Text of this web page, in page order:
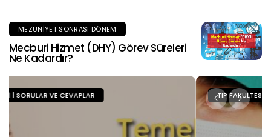
MEZUNIYET SONRASI DÖNEM
Mecburi Hizmet (DHY) Görev Süreleri
Ne Kadardır?
TIP FAKÜLTESI | SORULAR VE CEVAPLAR